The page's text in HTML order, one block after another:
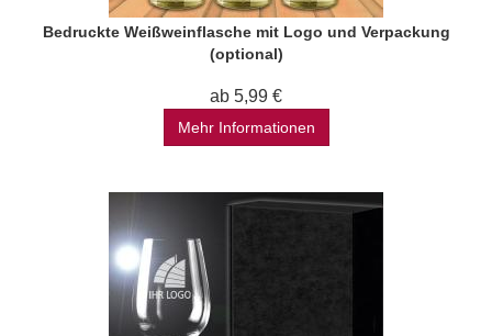
Bedruckte Weißweinflasche mit Logo und Verpackung
(optional)
ab 5,99 €
Mehr Informationen